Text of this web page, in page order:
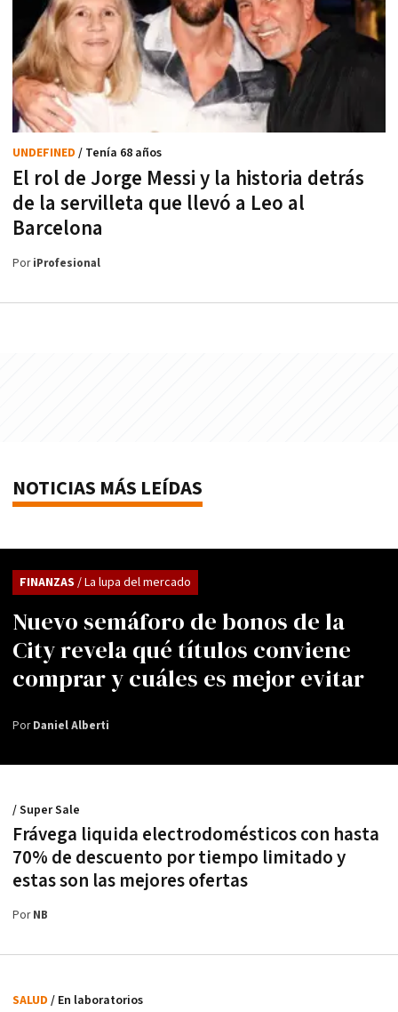
El rol de Jorge Messi y la historia detrás
de la servilleta que llevó a Leo al
Barcelona
UNDEFINED / Tenía 68 años
PoriProfesional
NOTICIAS MÁS LEÍDAS
Nuevo semáforo de bonos de la
City revela qué títulos conviene
comprar y cuáles es mejor evitar
FINANZAS / La lupa del mercado
PorDaniel Alberti
Frávega liquida electrodomésticos con hasta
70% de descuento por tiempo limitado y
estas son las mejores ofertas
/ Super Sale
PorNB
SALUD / En laboratorios